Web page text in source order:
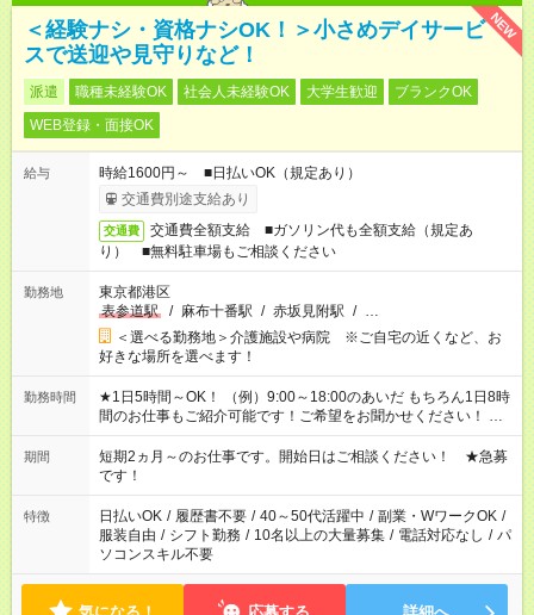
NEW
＜経験ナシ・資格ナシOK！＞小さめデイサービ
スで送迎や見守りなど！
派遣 職種未経験OK 社会人未経験OK 大学生歓迎
ブランクOK
WEB登録・面接OK
給与
時給1600円～ ■日払いOK（規定あり）
交通費別途支給あり
交通費
交通費全額支給 ■ガソリン代も全額支給（規定あ
り） ■無料駐車場もご相談ください
勤務地
東京都港区
表参道駅
/ 麻布十番駅 / 赤坂見附駅 / …
＜選べる勤務地＞介護施設や病院 ※ご自宅の近くなど、お
好きな場所を選べます！
勤務時間
★1日5時間～OK！ （例）9:00～18:00のあいだ もちろん1日8時
間のお仕事もご紹介可能です！ご希望をお聞かせください！ ★
家庭の都合でお休みが必要な場合も遠慮なくご相談ください。
※週最低15時間以上の勤務が必要です
期間
短期2ヵ月～のお仕事です。開始日はご相談ください！ ★急募
です！
特徴 日払いOK / 履歴書不要 / 40～50代活躍中 / 副業・WワークOK /
服装自由 / シフト勤務 / 10名以上の大量募集 / 電話対応なし / パ
ソコンスキル不要